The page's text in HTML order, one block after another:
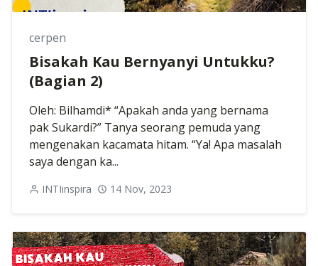
cerpen
Bisakah Kau Bernyanyi Untukku?
(Bagian 2)
Oleh: Bilhamdi* “Apakah anda yang bernama
pak Sukardi?” Tanya seorang pemuda yang
mengenakan kacamata hitam. “Ya! Apa masalah
saya dengan ka...
INTIinspira 14 Nov, 2023